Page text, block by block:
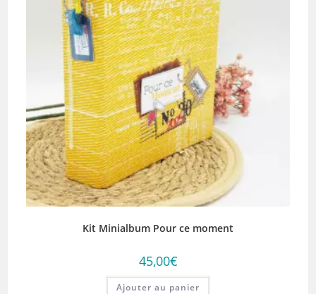
Kit Minialbum Pour ce moment
45,00€
Ajouter au panier